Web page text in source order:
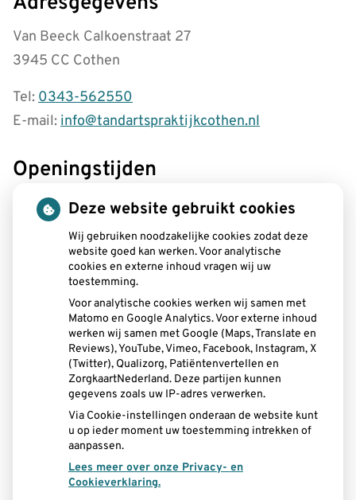
Van Beeck Calkoenstraat 27
3945 CC Cothen
Tel:0343-562550
E-mail:info@tandartspraktijkcothen.nl
Openingstijden
Maandag: 08.00tot
- 12.30
13.00 tot- 19.00
08.00tot
- 12.30
13.00tot
- 17.00
Woensdag:
08.15 tot
- 12.30
Donderdag:
08.00tot
- 12.30
13.00tot
- 17.00
08.00tot
- 12.30
13.00tot
- 15.00
Aangesloten bij:
Deze website gebruikt cookies
Wij gebruiken noodzakelijke cookies zodat deze
website goed kan werken. Voor analytische
cookies en externe inhoud vragen wij uw
toestemming.
Voor analytische cookies werken wij samen met
Matomo en Google Analytics. Voor externe inhoud
werken wij samen met Google (Maps, Translate en
Reviews), YouTube, Vimeo, Facebook, Instagram, X
(Twitter), Qualizorg, Patiëntenvertellen en
ZorgkaartNederland. Deze partijen kunnen
gegevens zoals uw IP-adres verwerken.
Via Cookie-instellingen onderaan de website kunt
u op ieder moment uw toestemming intrekken of
aanpassen.
Lees meer over onze Privacy- en
Cookieverklaring.